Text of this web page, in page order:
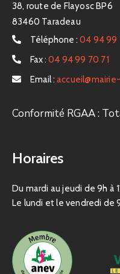
38, route de Flayosc BP6
83460 Taradeau
Téléphone : 04 94 99
Fax : 04 94 99 70 71
Email :
Conformité RGAA :
Horaires
Du mardi au jeudi de 9h à
Le lundi et le vendredi de